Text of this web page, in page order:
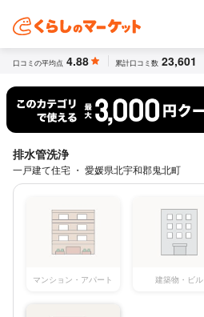
口コミの平均点 4.88 累計口コミ数 23,601
排水管洗浄
一戸建て住宅 ・ 愛媛県北宇和郡鬼北町
マンション・アパート 建築物・ビル